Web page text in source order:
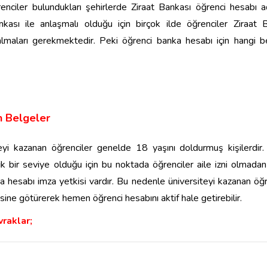
bulundukları şehirlerde Ziraat Bankası öğrenci hesabı
ile anlaşmalı olduğu için birçok ilde öğrenciler Ziraat
gerekmektedir. Peki öğrenci banka hesabı için hangi
Belgeler
kazanan öğrenciler genelde 18 yaşını doldurmuş
bir seviye olduğu için bu noktada öğrenciler aile izni
hesabı imza yetkisi vardır. Bu nedenle üniversiteyi kazanan
götürerek hemen öğrenci hesabını aktif hale getirebilir.